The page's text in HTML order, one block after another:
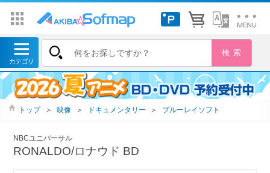
トップ ＞ 映像 ＞ ドキュメンタリー ＞ ブルーレイソフト
NBCユニバーサル
RONALDO/ロナウド BD